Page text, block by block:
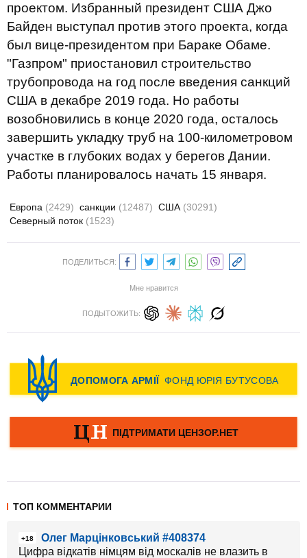
проектом. Избранный президент США Джо
Байден выступал против этого проекта, когда
был вице-президентом при Бараке Обаме.
"Газпром" приостановил строительство
трубопровода на год после введения санкций
США в декабре 2019 года. Но работы
возобновились в конце 2020 года, осталось
завершить укладку труб на 100-километровом
участке в глубоких водах у берегов Дании.
Работы планировалось начать 15 января.
Европа (2429) санкции (12487) США (30291)
Северный поток (1523)
ПОДЕЛИТЬСЯ:
Мне нравится
ПОДЫТОЖИТЬ:
ТОП КОММЕНТАРИИ
+18
Олег Марцінковський #408374
Цифра відкатів німцям від москалів не влазить в